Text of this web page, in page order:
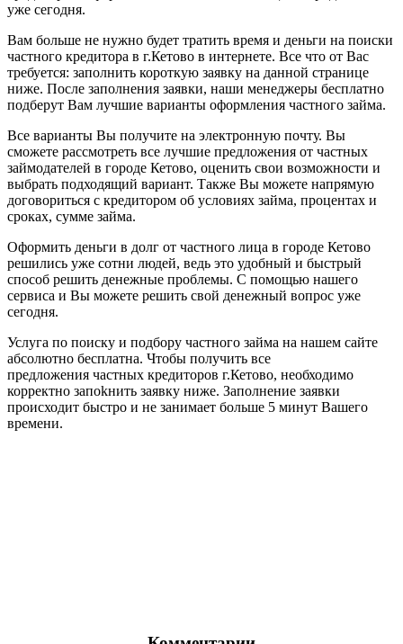
уже сегодня.
Вам больше не нужно будет тратить время и деньги на поиски
частного кредитора в г.Кетово в интернете. Все что от Вас
требуется: заполнить короткую заявку на данной странице
ниже. После заполнения заявки, наши менеджеры бесплатно
подберут Вам лучшие варианты оформления частного займа.
Все варианты Вы получите на электронную почту. Вы
сможете рассмотреть все лучшие предложения от частных
займодателей в городе Кетово, оценить свои возможности и
выбрать подходящий вариант. Также Вы можете напрямую
договориться с кредитором об условиях займа, процентах и
сроках, сумме займа.
Оформить деньги в долг от частного лица в городе Кетово
решились уже сотни людей, ведь это удобный и быстрый
способ решить денежные проблемы. С помощью нашего
сервиса и Вы можете решить свой денежный вопрос уже
сегодня.
Услуга по поиску и подбору частного займа на нашем сайте
абсолютно бесплатна. Чтобы получить все
предложения частных кредиторов г.Кетово, необходимо
корректно запоkнить заявку ниже. Заполнение заявки
происходит быстро и не занимает больше 5 минут Вашего
времени.